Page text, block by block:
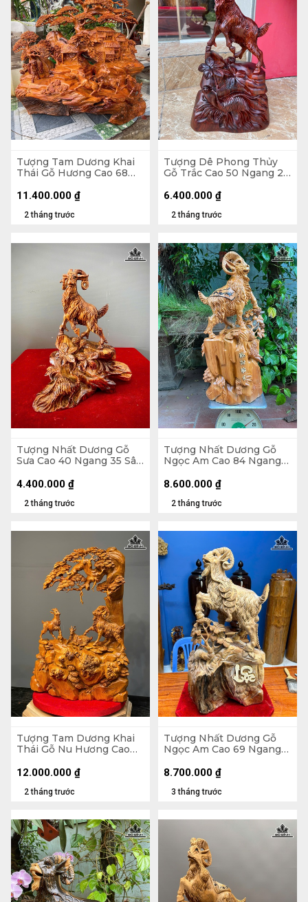
Tượng Tam Dương Khai
Thái Gỗ Hương Cao 68
2 tháng trước
11.400.000 ₫
Tượng Dê Phong Thủy
Gỗ Trắc Cao 50 Ngang 28
2 tháng trước
6.400.000 ₫
Tượng Nhất Dương Gỗ
Sưa Cao 40 Ngang 35 Sâu
2 tháng trước
4.400.000 ₫
Tượng Nhất Dương Gỗ
Ngọc Am Cao 84 Ngang
2 tháng trước
8.600.000 ₫
Tượng Tam Dương Khai
Thái Gỗ Nu Hương Cao
2 tháng trước
12.000.000 ₫
Tượng Nhất Dương Gỗ
Ngọc Am Cao 69 Ngang
3 tháng trước
8.700.000 ₫